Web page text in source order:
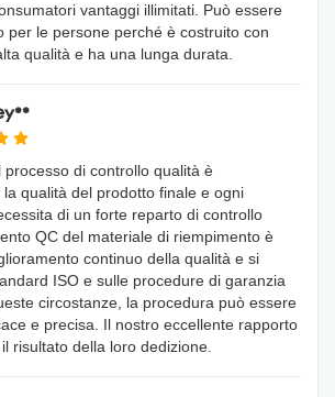
vantaggi illimitati. Può essere
per le persone perché è costruito con
qualità e ha una lunga durata.
processo di controllo qualità è
qualità del prodotto finale e ogni
di un forte reparto di controllo
QC del materiale di riempimento è
continuo della qualità e si
ISO e sulle procedure di garanzia
circostanze, la procedura può essere
e precisa. Il nostro eccellente rapporto
risultato della loro dedizione.